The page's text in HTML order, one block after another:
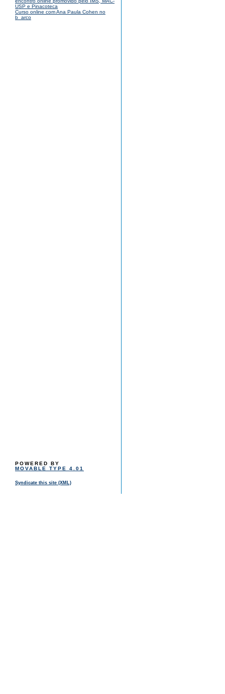
USP e Pinacoteca
Curso online com Ana Paula Cohen no
b_arco
POWERED BY
MOVABLE TYPE 4.01
Syndicate this site (XML)